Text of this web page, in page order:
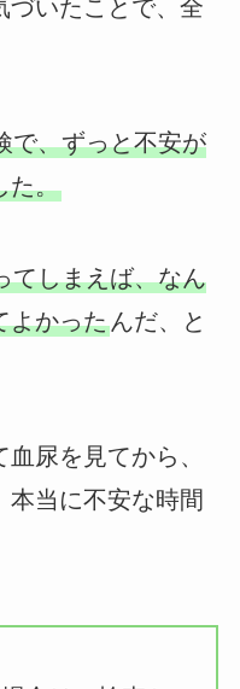
づいたことで、全
で、ずっと不安が
た。
てしまえば、なん
よかったんだ、と
尿を見てから、
本当に不安な時間